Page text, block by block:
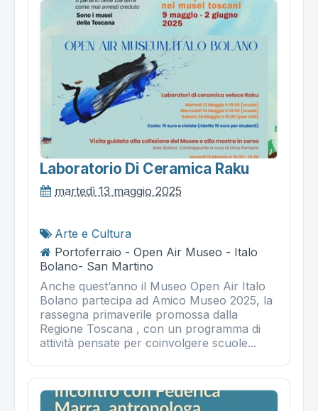
Laboratorio Di Ceramica Raku
martedì 13 maggio 2025
Arte e Cultura
Portoferraio - Open Air Museo - Italo
Bolano- San Martino
Anche quest’anno il Museo Open Air Italo
Bolano partecipa ad Amico Museo 2025, la
rassegna primaverile promossa dalla
Regione Toscana , con un programma di
attività pensate per coinvolgere scuole...